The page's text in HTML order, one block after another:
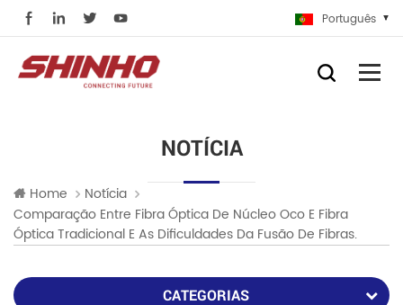
Português
NOTÍCIA
Home
Notícia
Comparação Entre Fibra Óptica De Núcleo Oco E Fibra
Óptica Tradicional E As Dificuldades Da Fusão De Fibras.
CATEGORIAS